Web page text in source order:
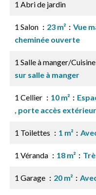
1 Abri de jardin
1 Salon 23 m²
Vue
cheminée ouverte
1 Salle à manger/Cuisine
sur salle à manger
1 Cellier 10 m²
, porte accès extérieur
1 Toilettes 1 m²
1 Véranda 18 m²
1 Garage 20 m²